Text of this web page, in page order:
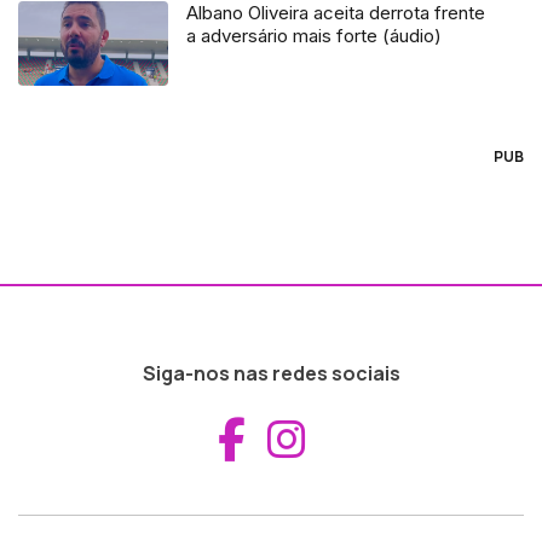
Albano Oliveira aceita derrota frente
a adversário mais forte (áudio)
PUB
Siga-nos nas redes sociais
Aceder ao